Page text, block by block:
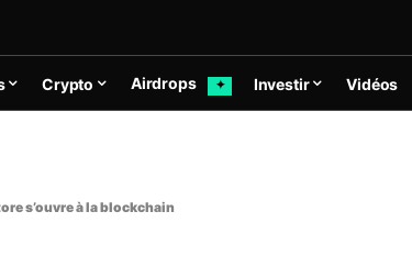
Crypto Airdrops ✦ Investir Vidéos
s’ouvre à la blockchain